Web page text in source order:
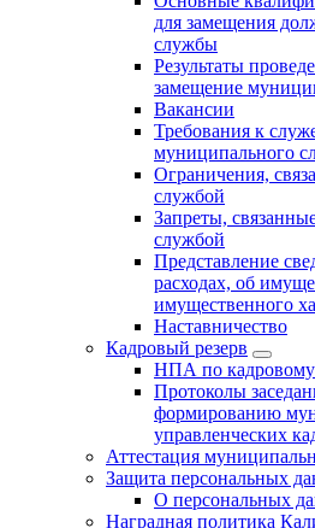
для замещения
службы
Результаты
замещение
Вакансии
Требования к
муниципального
Ограничения,
службой
Запреты,
службой
Представление
расходах, об
имущественного
Наставничество
Кадровый резерв
НПА по кадровому
Протоколы
формированию
управленческих
Аттестация
Защита персональных
О персональных
Наградная политика